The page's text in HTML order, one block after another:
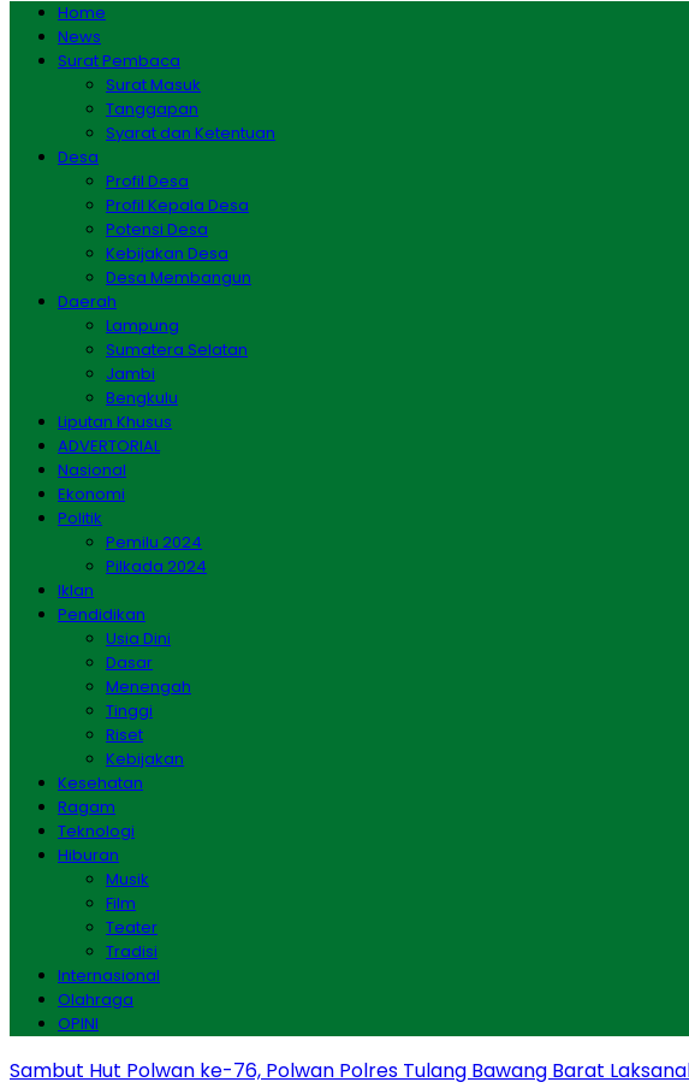
Home
News
Surat Pembaca
Surat Masuk
Tanggapan
Syarat dan Ketentuan
Desa
Profil Desa
Profil Kepala Desa
Potensi Desa
Kebijakan Desa
Desa Membangun
Daerah
Lampung
Sumatera Selatan
Jambi
Bengkulu
Liputan Khusus
ADVERTORIAL
Nasional
Ekonomi
Politik
Pemilu 2024
Pilkada 2024
Iklan
Pendidikan
Usia Dini
Dasar
Menengah
Tinggi
Riset
Kebijakan
Kesehatan
Ragam
Teknologi
Hiburan
Musik
Film
Teater
Tradisi
Internasional
Olahraga
OPINI
Sambut Hut Polwan ke-76, Polwan Polres Tulang Bawang Barat